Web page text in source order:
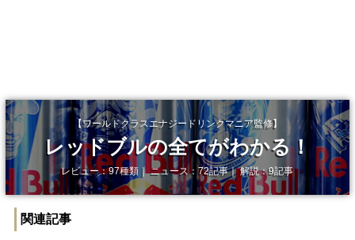
【ワールドクラスエナジードリンクマニア監修】
レッドブルの全てがわかる！
レビュー：97種類｜ ニュース：72記事｜ 解説：9記事
関連記事